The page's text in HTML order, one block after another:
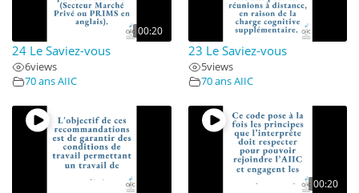
00:20
24 Le Saviez-vous
6views
70 ans AIIC
23 Le Saviez-vous
5views
70 ans AIIC
00:20